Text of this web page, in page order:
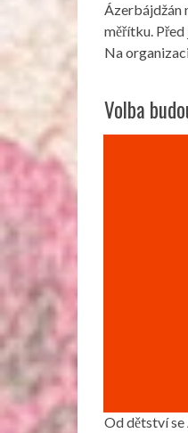
Ázerbájdžán
měřítku. Před
Na
Volba
Od dětství se